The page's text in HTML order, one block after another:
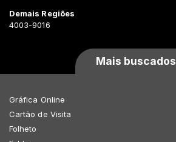
Demais Regiões
4003-9016
Mais buscados
Gráfica Online
Cartão de Visita
Folheto